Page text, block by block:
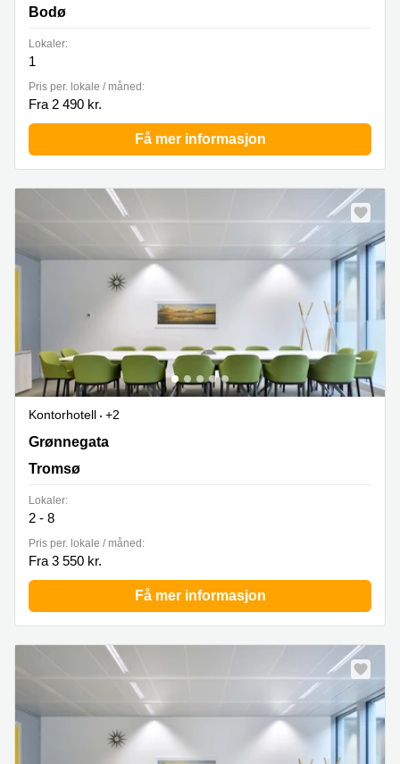
Bodø
Lokaler:
1
Pris per. lokale / måned:
Fra 2 490 kr.
Få mer informasjon
Kontorhotell
+2
Grønnegata 78-88,4 etasje, Tromsø
Grønnegata
Tromsø
Lokaler:
2 - 8
Pris per. lokale / måned:
Fra 3 550 kr.
Få mer informasjon